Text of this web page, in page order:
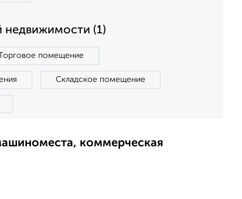
недвижимости (1)
Торговое помещение
Складское помещение
коммерческая